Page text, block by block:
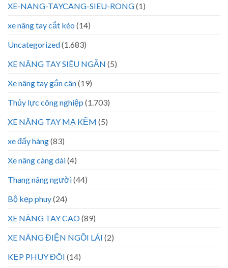
XE-NANG-TAYCANG-SIEU-RONG(1)
xe nâng tay cắt kéo (14)
Uncategorized(1.683)
XE NÂNG TAY SIÊU NGẮN (5)
Xe nâng tay gắn cân(19)
Thủy lực công nghiệp (1.703)
XE NÂNG TAY MẠ KẼM (5)
xe đẩy hàng(83)
Xe nâng càng dài(4)
Thang nâng người(44)
Bộ kẹp phuy(24)
XE NÂNG TAY CAO(89)
XE NÂNG ĐIỆN NGỒI LÁI (2)
KẸP PHUY ĐÔI (14)